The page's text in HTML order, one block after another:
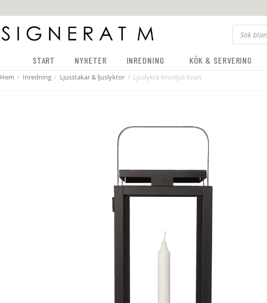
START NYHETER INREDNING KÖK & SERVERING
Hem / Inredning / Ljusstakar & ljuslyktor / Ljuslykta Kronljus Svart